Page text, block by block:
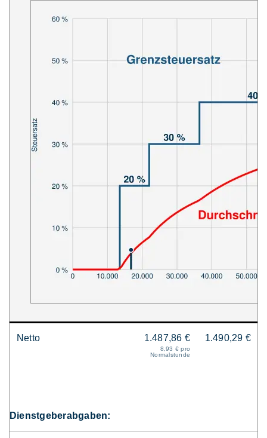
Netto 1.487,86 €
8,93 € pro
Normalstunde
1.490,29 €
Dienstgeberabgaben: